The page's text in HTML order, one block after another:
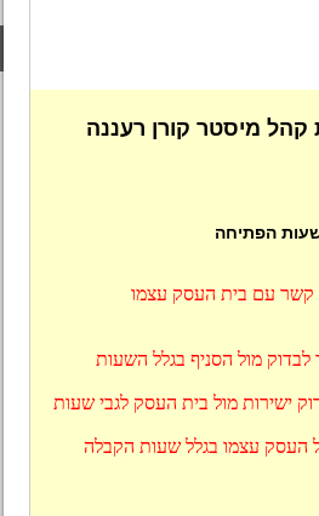
מיסטר קורן רעננה
הפתיחה
קשר עם בית העסק עצמו
מול הסניף בגלל השעות
ישירות מול בית העסק לגבי שעות
העסק עצמו בגלל שעות הקבלה